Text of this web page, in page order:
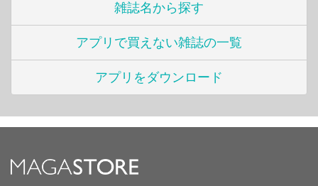
雑誌名から探す
アプリで買えない雑誌の一覧
アプリをダウンロード